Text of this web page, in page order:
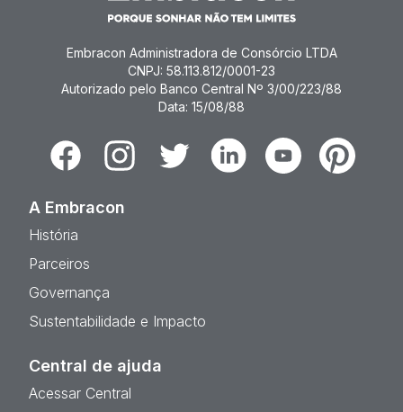
Embracon Administradora de Consórcio LTDA
CNPJ: 58.113.812/0001-23
Autorizado pelo Banco Central Nº 3/00/223/88
Data: 15/08/88
FacebookInstagramTwitter LinkedinYoutubePinterest
A Embracon
História
Parceiros
Governança
Sustentabilidade e Impacto
Central de ajuda
Acessar Central